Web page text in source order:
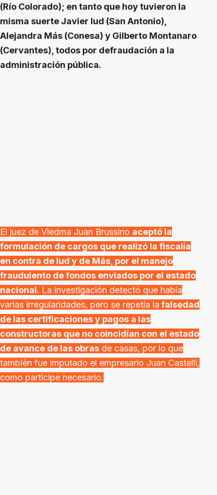
(Río Colorado); en tanto que hoy tuvieron la
misma suerte Javier Iud (San Antonio),
Alejandra Más (Conesa) y Gilberto Montanaro
(Cervantes), todos por defraudación a la
administración pública.
El juez de Viedma Juan Brussino aceptó la
formulación de cargos que realizó la fiscalía
en contra de Iud y de Más, por el manejo
fraudulento de fondos enviados por el estado
nacional. La investigación detectó que había
varias irregularidades, pero se repetía la falsedad
de las certificaciones y pagos a las
constructoras que no coincidían con el estado
de avance de las obras de casas, por lo que
también fue imputado el empresario Juan Castelli,
como partícipe necesario.